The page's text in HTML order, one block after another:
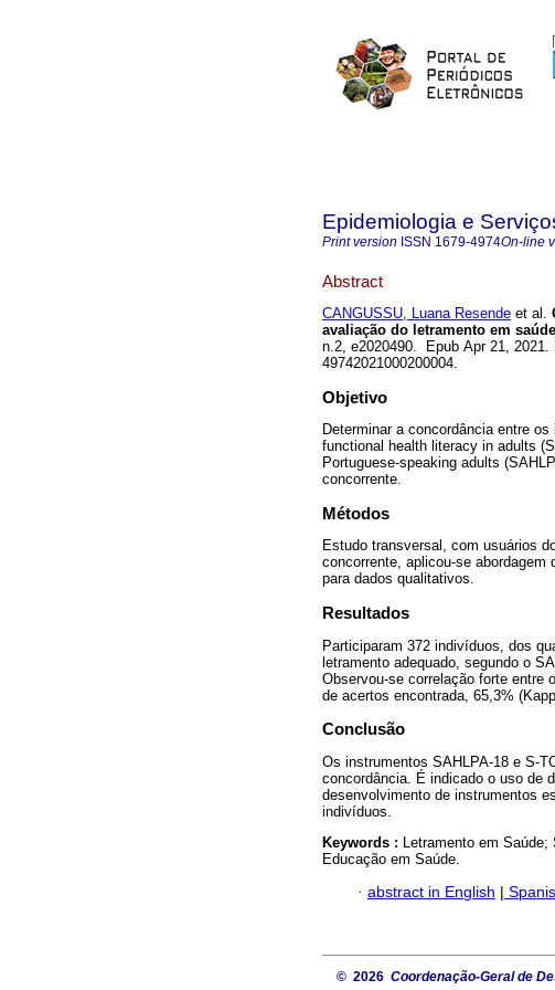
Epidemiologia e
Print version ISSN 1679-4974On-line
Abstract
CANGUSSU, Luana Resende et al.
avaliação do letramento em
n.2, e2020490. Epub Apr 21,
49742021000200004.
Objetivo
Determinar a concordância entre
functional health literacy in adults
Portuguese-speaking adults
concorrente.
Métodos
Estudo transversal, com usuários
concorrente, aplicou-se abordagem
para dados qualitativos.
Resultados
Participaram 372 indivíduos, dos
letramento adequado, segundo o
Observou-se correlação forte entre
de acertos encontrada, 65,3%
Conclusão
Os instrumentos SAHLPA-18 e S-
concordância. É indicado o uso de
desenvolvimento de instrumentos
indivíduos.
Keywords :
Letramento em
Educação em Saúde.
· abstract in English
© 2026 Coordenação-Geral de